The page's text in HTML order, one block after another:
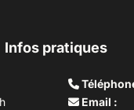
Infos pratiques
Email :